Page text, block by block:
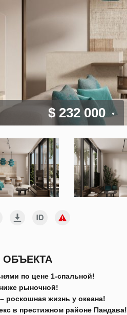
$ 232 000
по цене 1-спальной!
рыночной!
роскошная жизнь у океана!
в престижном районе Пандава!